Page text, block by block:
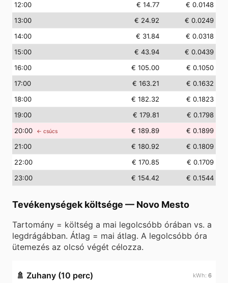
12:00 € 14.77
€ 0.0148
13:00 € 24.92
€ 0.0249
14:00 € 31.84
€ 0.0318
15:00 € 43.94
€ 0.0439
16:00 € 105.00
€ 0.1050
17:00 € 163.21
€ 0.1632
18:00 € 182.32
€ 0.1823
19:00 € 179.81
€ 0.1798
20:00 ← csúcs € 189.89
€ 0.1899
21:00 € 180.92
€ 0.1809
22:00 € 170.85
€ 0.1709
23:00 € 154.42 € 0.1544
Tevékenységek költsége — Novo Mesto
Tartomány = költség a mai legolcsóbb órában vs. a
legdrágábban. Átlag = mai átlag. A legolcsóbb óra
ütemezés az olcsó végét célozza.
🚿 Zuhany (10 perc) 6